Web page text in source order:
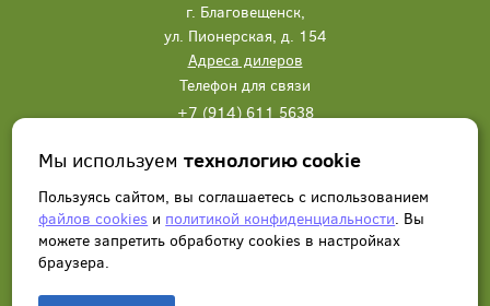
г. Благовещенск,
ул. Пионерская, д. 154
Адреса дилеров
Телефон для связи
+7 (914) 611 5638
Написать нам Заказать звонок
Мы используемтехнологию cookie
Пользуясь сайтом, вы соглашаетесь с использованием
файлов cookies и политикой конфиденциальности. Вы
можете запретить обработку сookies в настройках
браузера.